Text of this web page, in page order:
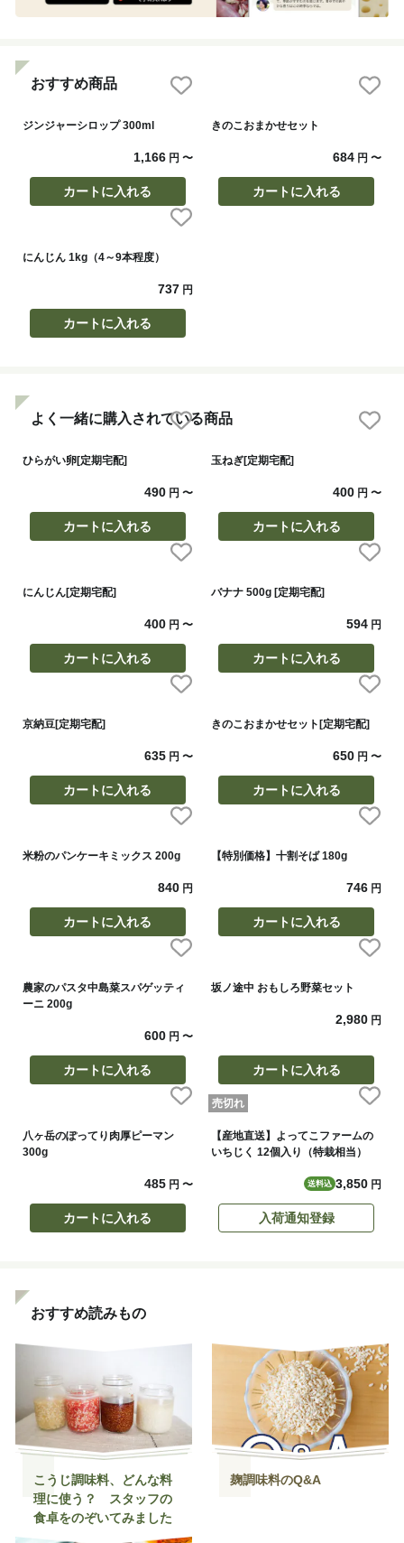
おすすめ商品
ジンジャーシロップ 300ml
1,166円 〜
カートに入れる
きのこおまかせセット
684 円〜
カートに入れる
にんじん 1kg（4～9本程度）
737円
カートに入れる
よく一緒に購入されている商品
ひらがい卵[定期宅配]
490円 〜
カートに入れる
玉ねぎ[定期宅配]
400 円〜
カートに入れる
にんじん[定期宅配]
400円 〜
カートに入れる
バナナ 500g [定期宅配]
594 円
カートに入れる
京納豆[定期宅配]
635円 〜
カートに入れる
きのこおまかせセット[定期宅配]
650 円〜
カートに入れる
米粉のパンケーキミックス 200g
840円
カートに入れる
【特別価格】十割そば 180g
746 円
カートに入れる
農家のパスタ中島菜スパゲッティ
ーニ 200g
600円 〜
カートに入れる
坂ノ途中 おもしろ野菜セット
2,980 円
カートに入れる
八ヶ岳のぽってり肉厚ピーマン
300g
485円 〜
カートに入れる
売切れ
【産地直送】よってこファームの
いちじく 12個入り（特栽相当）
送料込 3,850 円
入荷通知登録
おすすめ読みもの
こうじ調味料、どんな料
理に使う？ スタッフの
食卓をのぞいてみました
麹調味料のQ&A